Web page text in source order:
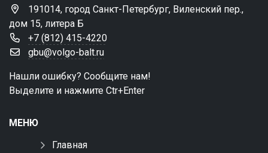
191014, город Санкт-Петербург, Виленский пер.,
дом 15, литера Б
+7 (812) 415-4220
gbu@volgo-balt.ru
Нашли ошибку? Сообщите нам!
Выделите и нажмите Ctr+Enter
МЕНЮ
Главная